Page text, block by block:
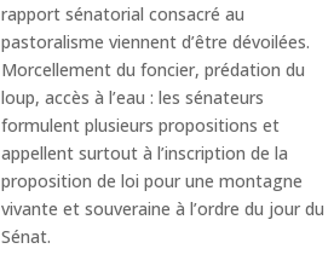
rapport sénatorial consacré au
pastoralisme viennent d’être dévoilées.
Morcellement du foncier, prédation du
loup, accès à l’eau : les sénateurs
formulent plusieurs propositions et
appellent surtout à l’inscription de la
proposition de loi pour une montagne
vivante et souveraine à l’ordre du jour du
Sénat.